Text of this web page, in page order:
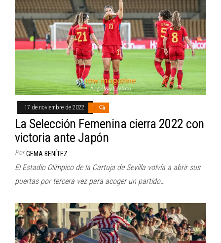
17 de noviembre de 2022 1
La Selección Femenina cierra 2022 con
victoria ante Japón
Por GEMA BENÍTEZ
El Estadio Olímpico de la Cartuja de Sevilla volvía a abrir sus
puertas por tercera vez para acoger un partido…